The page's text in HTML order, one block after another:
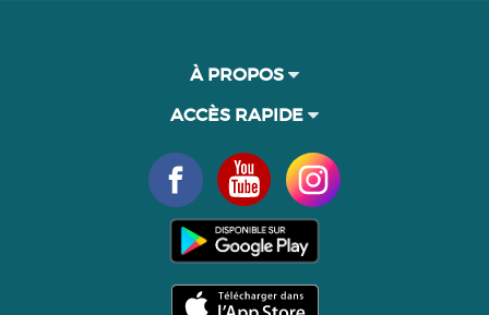
À PROPOS
ACCÈS RAPIDE